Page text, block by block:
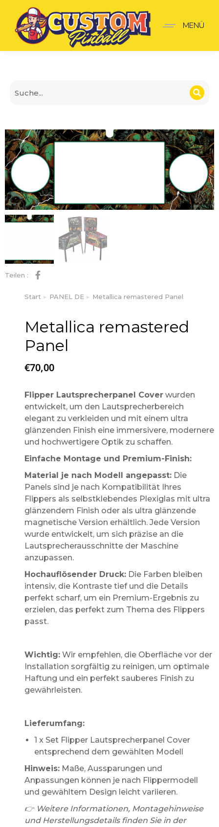
Metallica remastered
MENÜ
Teilen :
Sie befinden sich hier:
Start PANEL DE Metallica remastered Panel
Metallica remastered
Panel
€70,00
Flipper Lautsprecherpanel Cover wurden
entwickelt, um den Lautsprecherbereich
elegant zu verkleiden und mit einem ultra
glänzenden Finish eine immersivere, modernere
und hochwertigere Optik zu schaffen.
Einfache Montage und Premium-Finish:
Material je nach Modell angepasst: Die
Panels sind je nach Kompatibilität Ihres
Flippers als selbstklebendes Plexiglas mit ultra
glänzendem Finish oder als ultra glänzende
magnetische Version erhältlich. Jede Version
wurde entwickelt, um sich präzise an die
Lautsprecherausschnitte der Maschine
anzupassen.
Hochauflösender Druck: Die Farben bleiben
intensiv, die Kontraste tief und die Details
perfekt scharf, um ein Premium-Ergebnis zu
erzielen, das perfekt zum Thema des Flippers
passt.
Wichtig: Wir empfehlen, die Oberfläche vor der
Installation sorgfältig zu reinigen, um optimale
Haftung und ein perfekt sauberes Finish zu
gewährleisten.
Lieferumfang:
1 x Set Flipper Lautsprecherpanel Cover
entsprechend dem gewählten Modell
Hinweis: Maße, Aussparungen und
Anpassungen können je nach Flippermodell
und gewähltem Design leicht variieren.
👉 Weitere Informationen, Montagehinweise
und Herstellungsdetails finden Sie in der